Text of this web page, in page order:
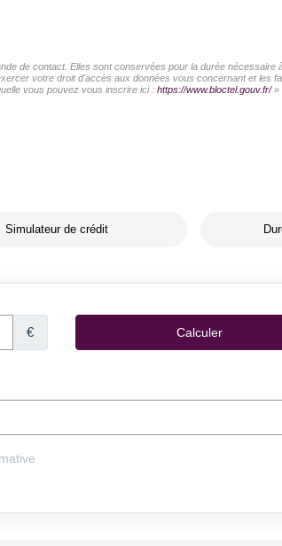
de contact. Elles sont conservées pour la durée nécessaire
votre droit d'accès aux données vous concernant et les
vous pouvez vous inscrire ici : https://www.bloctel.gouv.fr/»
Simulateur de crédit